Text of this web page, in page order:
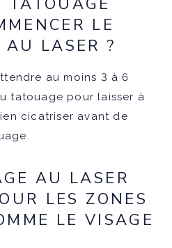
LE
AU LASER ?
au moins 3 à 6
tatouage pour laisser à
cicatriser avant de
AU LASER
LES ZONES
LE VISAGE